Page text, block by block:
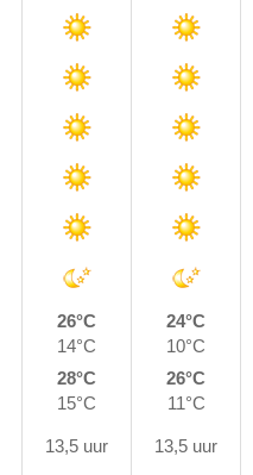
26°C
14°C
24°C
10°C
28°C
15°C
26°C
11°C
13,5 uur 13,5 uur